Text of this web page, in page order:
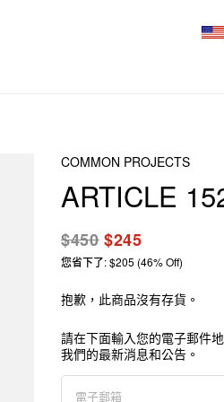
COMMON PROJECTS
ARTICLE
$450$245
您省下了: $205 (46% Off)
抱歉，此商品沒有存貨。
請在下面輸入您的電子郵件
我們的最新消息和公告。